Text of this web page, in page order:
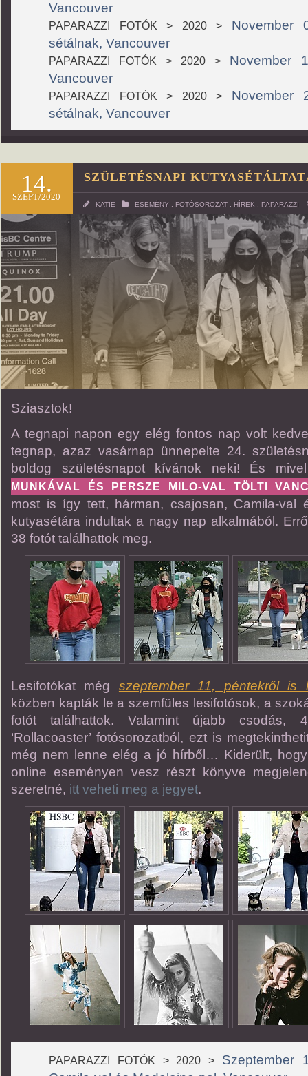
Vancouver
PAPARAZZI FOTÓK > 2020 > November
sétálnak, Vancouver
PAPARAZZI FOTÓK > 2020 > November
Vancouver
PAPARAZZI FOTÓK > 2020 > November
sétálnak, Vancouver
14.
SZEPT/2020
SZÜLETÉSNAPI
KATIE ESEMÉNY FOTÓSOROZAT HÍREK PAPARAZZI
Sziasztok!
A tegnapi napon egy elég fontos nap volt
tegnap, azaz vasárnap ünnepelte 24.
boldog születésnapot kívánok neki! És
MUNKÁVAL ÉS PERSZE MILO-VAL TÖLTI
most is így tett, hárman, csajosan, Camila-val
kutyasétára indultak a nagy nap alkalmából.
38 fotót találhattok meg.
Lesifotókat még szeptember 11, péntekről is
közben kapták le a szemfüles lesifotósok, a
fotót találhattok. Valamint újabb csodás,
‘Rollacoaster’ fotósorozatból, ezt is
még nem lenne elég a jó hírből… Kiderült,
online eseményen vesz részt könyve
szeretné, itt veheti meg a jegyet.
PAPARAZZI FOTÓK > 2020 > Szeptember